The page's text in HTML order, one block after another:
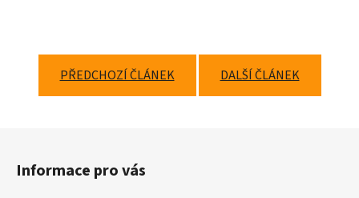
PŘEDCHOZÍ ČLÁNEK DALŠÍ ČLÁNEK
Informace pro vás